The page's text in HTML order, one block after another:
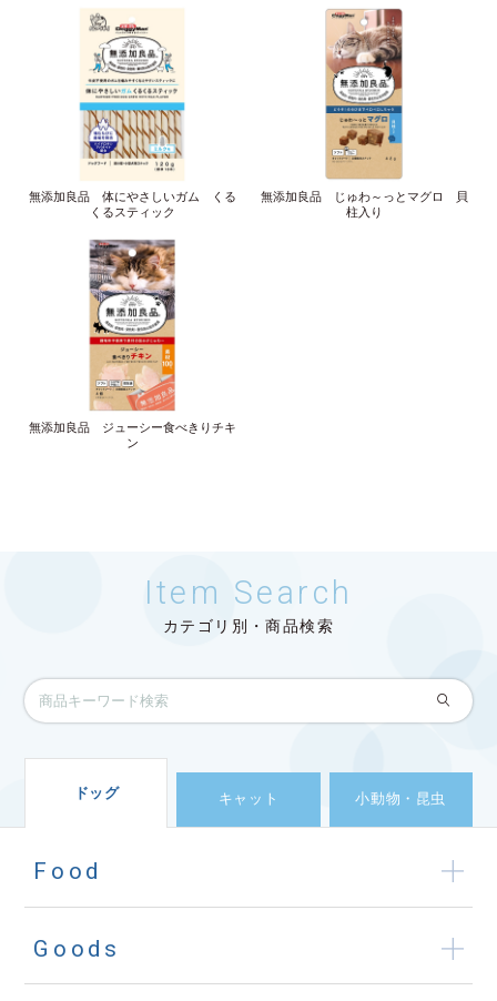
無添加良品 体にやさしいガム くる
くるスティック
無添加良品 じゅわ～っとマグロ 貝
柱入り
無添加良品 ジューシー食べきりチキ
ン
Item Search
カテゴリ別・商品検索
ドッグ キャット 小動物・昆虫
Food
Goods